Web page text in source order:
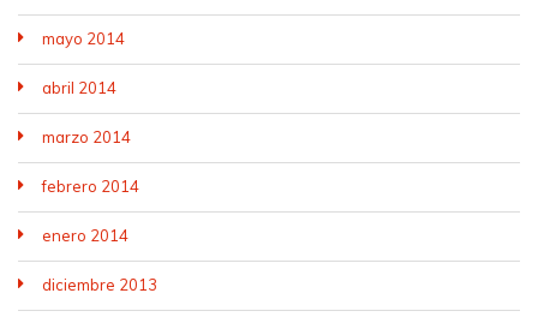
mayo 2014
abril 2014
marzo 2014
febrero 2014
enero 2014
diciembre 2013